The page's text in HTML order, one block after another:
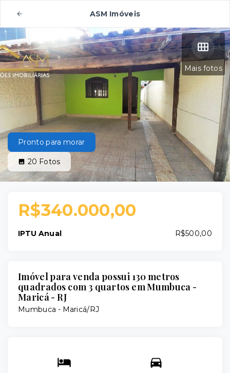
ASM Imóveis
Mais fotos
Pronto para morar
20 Fotos
R$340.000,00
IPTU Anual R$500,00
Imóvel para venda possui 130 metros
quadrados com 3 quartos em Mumbuca -
Maricá - RJ
Mumbuca - Maricá/RJ